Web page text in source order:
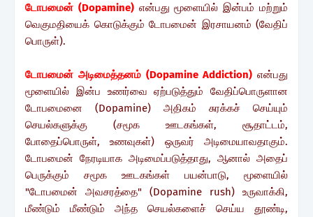
டோபமைன் (Dopamine) என்பது மூளையில் இன்பம் மற்றும்
வெகுமதியைக் கொடுக்கும் டோபமைன் இரசாயனம் (வேதிப்
பொருள்).
டோபமைன் அடிமைத்தனம் (Dopamine Addiction) என்பது
மூளையில் இன்ப உணர்வை ஏற்படுத்தும் வேதிப்பொருளான
டோபமைனை (Dopamine) அதிகம் சுரக்கச் செய்யும்
செயல்களுக்கு (சமூக ஊடகங்கள், சூதாட்டம்,
போதைப்பொருள், உணவுகள்) ஒருவர் அடிமையாவதாகும்.
டோபமைன் நேரடியாக அடிமைப்படுத்தாது, ஆனால் அதைப்
பெருக்கும் சமூக ஊடகங்கள் பயன்பாடு, மூளையில்
"டோபமைன் அவசரத்தை" (Dopamine rush) உருவாக்கி,
மீண்டும் மீண்டும் அந்த செயல்களைச் செய்ய தூண்டி,